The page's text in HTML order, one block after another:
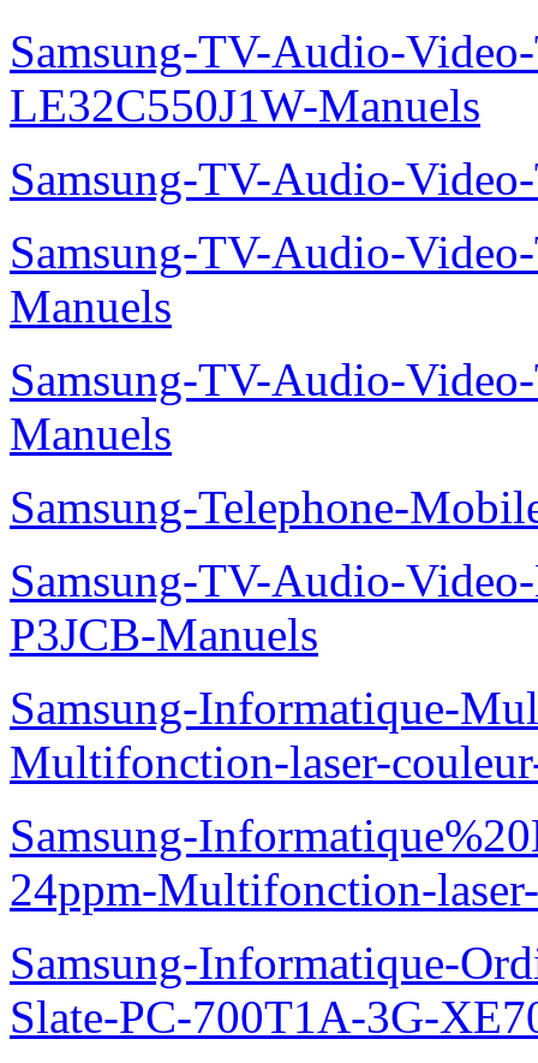
Samsung-TV-Audio-
LE32C550J1W-Manuels
Samsung-TV-Audio-
Samsung-TV-Audio-
Manuels
Samsung-TV-Audio-
Manuels
Samsung-Telephone-
Samsung-TV-Audio-
P3JCB-Manuels
Samsung-Informatique-
Multifonction-laser-
Samsung-
24ppm-Multifonction-
Samsung-Informatique-
Slate-PC-700T1A-3G-